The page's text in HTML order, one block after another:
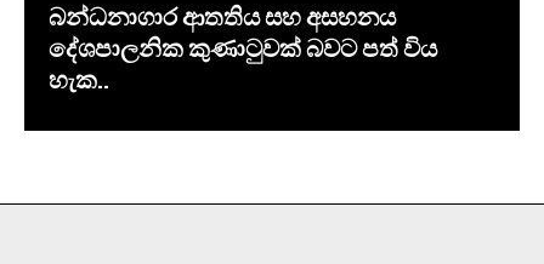
​බන්ධනාගාර ආතතිය සහ අසහනය
දේශපාලනික කුණාටුවක් බවට පත් විය
හැක..